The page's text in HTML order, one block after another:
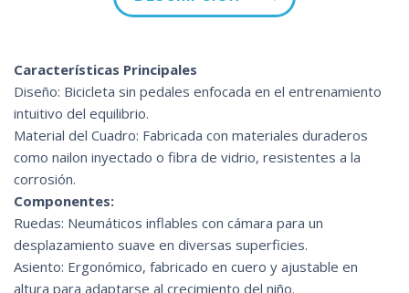
Características Principales
Diseño: Bicicleta sin pedales enfocada en el entrenamiento
intuitivo del equilibrio.
Material del Cuadro: Fabricada con materiales duraderos
como nailon inyectado o fibra de vidrio, resistentes a la
corrosión.
Componentes:
Ruedas: Neumáticos inflables con cámara para un
desplazamiento suave en diversas superficies.
Asiento: Ergonómico, fabricado en cuero y ajustable en
altura para adaptarse al crecimiento del niño.